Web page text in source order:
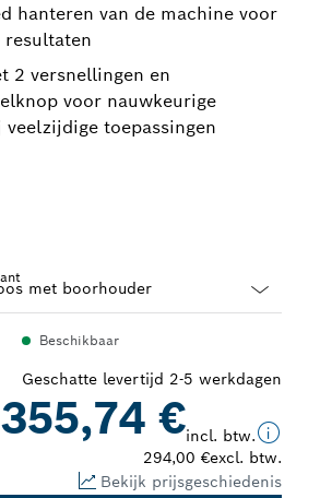
hanteren van de machine voor
resultaten
2 versnellingen en
voor nauwkeurige
toepassingen
Beschikbaar
Geschatte levertijd 2-5 werkdagen
355,74 €incl. btw.
294,00 €excl. btw.
Bekijk prijsgeschiedenis